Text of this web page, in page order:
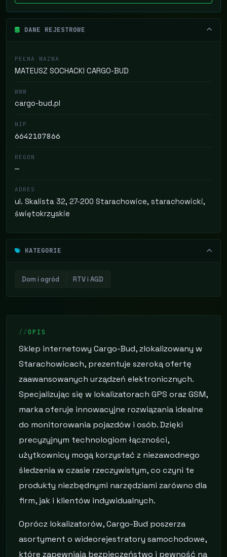
DANE REJESTROWE
PEŁNA NAZWA
MATEUSZ SOCHACKI CARGO-BUD
WWW
cargo-bud.pl
NIP
6642107866
REGON
—
ADRES
ul. Skalista 32, 27-200 Starachowice, starachowicki,
świętokrzyskie
KATEGORIE
Dom i ogród RTV i AGD
OPIS
Sklep internetowy Cargo-Bud, zlokalizowany w
Starachowicach, prezentuje szeroką ofertę
zaawansowanych urządzeń elektronicznych.
Specjalizując się w lokalizatorach GPS oraz GSM,
marka oferuje innowacyjne rozwiązania idealne
do monitorowania pojazdów i osób. Dzięki
precyzyjnym technologiom łączności,
użytkownicy mogą korzystać z niezawodnego
śledzenia w czasie rzeczywistym, co czyni te
produkty niezbędnymi narzędziami zarówno dla
firm, jak i klientów indywidualnych.
Oprócz lokalizatorów, Cargo-Bud poszerza
asortyment o wideorejestratory samochodowe,
które zapewniają bezpieczeństwo i pewność na